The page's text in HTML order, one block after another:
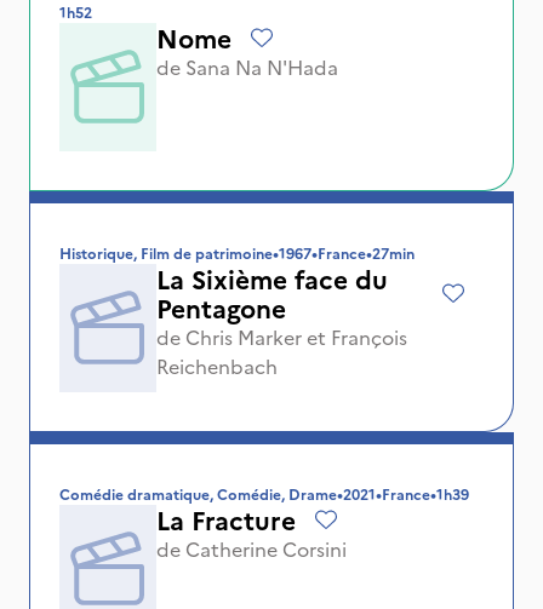
1h52
Nome
de Sana Na N'Hada
Historique, Film de patrimoine•1967•France•27min
La Sixième face du
Pentagone
de Chris Marker et François
Reichenbach
Comédie dramatique, Comédie, Drame•2021•France•1h39
La Fracture
de Catherine Corsini